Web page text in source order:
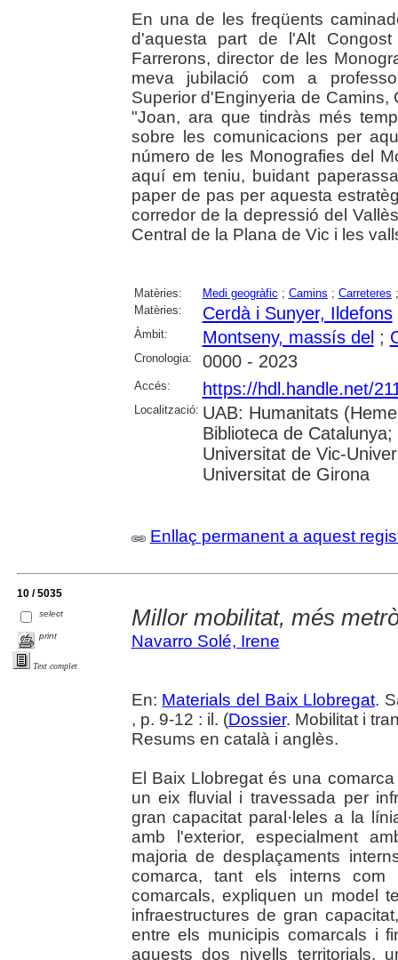
En una de les freqüents
d'aquesta part de l'Alt
Farrerons, director de les
meva jubilació com a
Superior d'Enginyeria de
"Joan, ara que tindràs més
sobre les comunicacions per
número de les Monografies del
aquí em teniu, buidant
paper de pas per aquesta
corredor de la depressió del
Central de la Plana de Vic i les
Matèries: Medi geogràfic ; Camins ; Carreteres
Matèries:
Cerdà i Sunyer, Ildefons
Àmbit: Montseny, massís del ;
Cronologia: 0000 - 2023
Accés: https://hdl.handle.net/
Localització: UAB: Humanitats
Biblioteca de
Universitat de Vic-
Universitat de Girona
Enllaç permanent a aquest
10 / 5035
select
print
Text complet
Millor mobilitat, més
Navarro Solé, Irene
En: Materials del Baix Llobregat.
, p. 9-12 : il. (Dossier. Mobilitat i
Resums en català i anglès.
El Baix Llobregat és una
un eix fluvial i travessada per
gran capacitat paral·leles a la
amb l'exterior, especialment
majoria de desplaçaments
comarca, tant els interns
comarcals, expliquen un model
infraestructures de gran
entre els municipis comarcals i
aquests dos nivells territorials,